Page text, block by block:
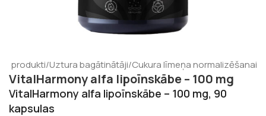
produkti/Uztura bagātinātāji/Cukura līmeņa normalizēšanai
VitalHarmony alfa lipoīnskābe – 100 mg
VitalHarmony alfa lipoīnskābe – 100 mg, 90
kapsulas